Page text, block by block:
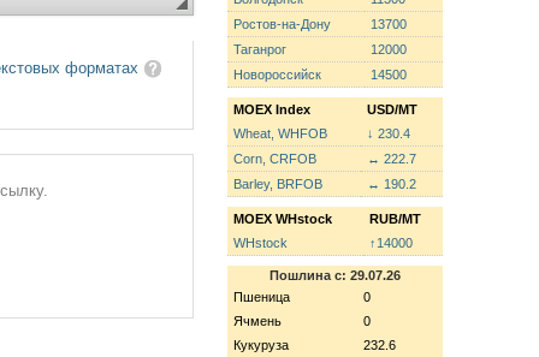
форматах
Ростов-на-Дону
13700
Таганрог
12000
Новороссийск
14500
MOEX Index
USD/MT
Wheat, WHFOB
↓ 230.4
Corn, CRFOB
↔ 222.7
Barley, BRFOB
↔ 190.2
MOEX WHstock
RUB/MT
WHstock
↑14000
Пошлина с: 29.07.26
Пшеница
0
Ячмень
0
Кукуруза
232.6